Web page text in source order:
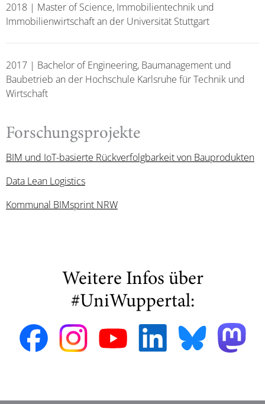
2018 | Master of Science, Immobilientechnik und
Immobilienwirtschaft an der Universität Stuttgart
2017 | Bachelor of Engineering, Baumanagement und
Baubetrieb an der Hochschule Karlsruhe für Technik und
Wirtschaft
Forschungsprojekte
BIM und IoT-basierte Rückverfolgbarkeit von Bauprodukten
Data Lean Logistics
Kommunal BIMsprint NRW
Weitere Infos über
#UniWuppertal: